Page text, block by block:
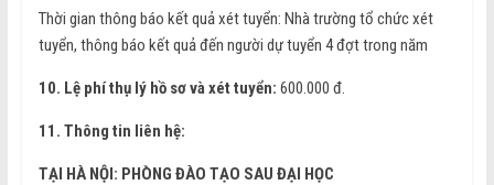
Thời gian thông báo kết quả xét tuyển: Nhà trường tổ chức xét
tuyển, thông báo kết quả đến người dự tuyển 4 đợt trong năm
10. Lệ phí thụ lý hồ sơ và xét tuyển: 600.000 đ.
11. Thông tin liên hệ:
TẠI HÀ NỘI: PHÒNG ĐÀO TẠO SAU ĐẠI HỌC